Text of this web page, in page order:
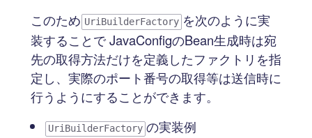
このため UriBuilderFactory を次のように実
装することで JavaConfigのBean生成時は宛
先の取得方法だけを定義したファクトリを指
定し、実際のポート番号の取得等は送信時に
行うようにすることができます。
UriBuilderFactory の実装例